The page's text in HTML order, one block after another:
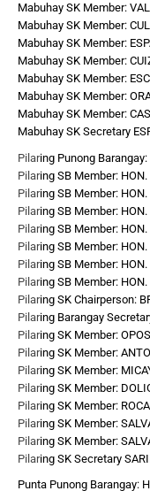
Mabuhay SK Member:
Mabuhay SK Member:
Mabuhay SK Member:
Mabuhay SK Member:
Mabuhay SK Member:
Mabuhay SK Member:
Mabuhay SK Member:
Mabuhay SK Secretary
Pilaring Punong Barangay:
Pilaring SB Member: HON.
Pilaring SB Member: HON.
Pilaring SB Member: HON.
Pilaring SB Member: HON.
Pilaring SB Member: HON.
Pilaring SB Member:
Pilaring SB Member: HON.
Pilaring SK Chairperson:
Pilaring Barangay
Pilaring SK Member:
Pilaring SK Member:
Pilaring SK Member:
Pilaring SK Member:
Pilaring SK Member:
Pilaring SK Member:
Pilaring SK Member:
Pilaring SK Secretary
Punta Punong Barangay: